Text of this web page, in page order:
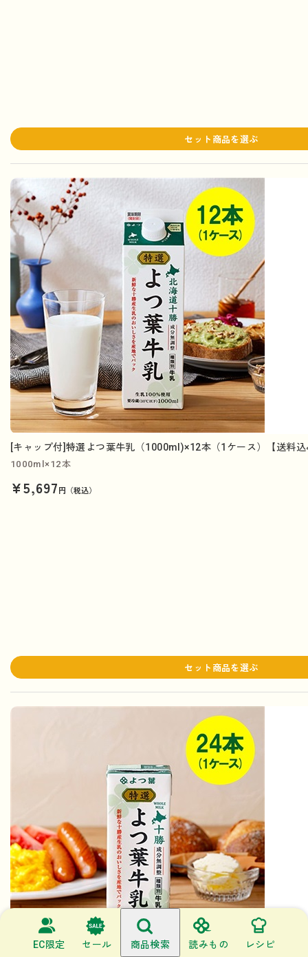
EC限定 セール 商品検索 読みもの レシピ
セット商品を選ぶ
[キャップ付]特選よつ葉牛乳（1000ml)×12本（1ケース）【送料込
1000ml×12本
¥5,697円（税込）
セット商品を選ぶ